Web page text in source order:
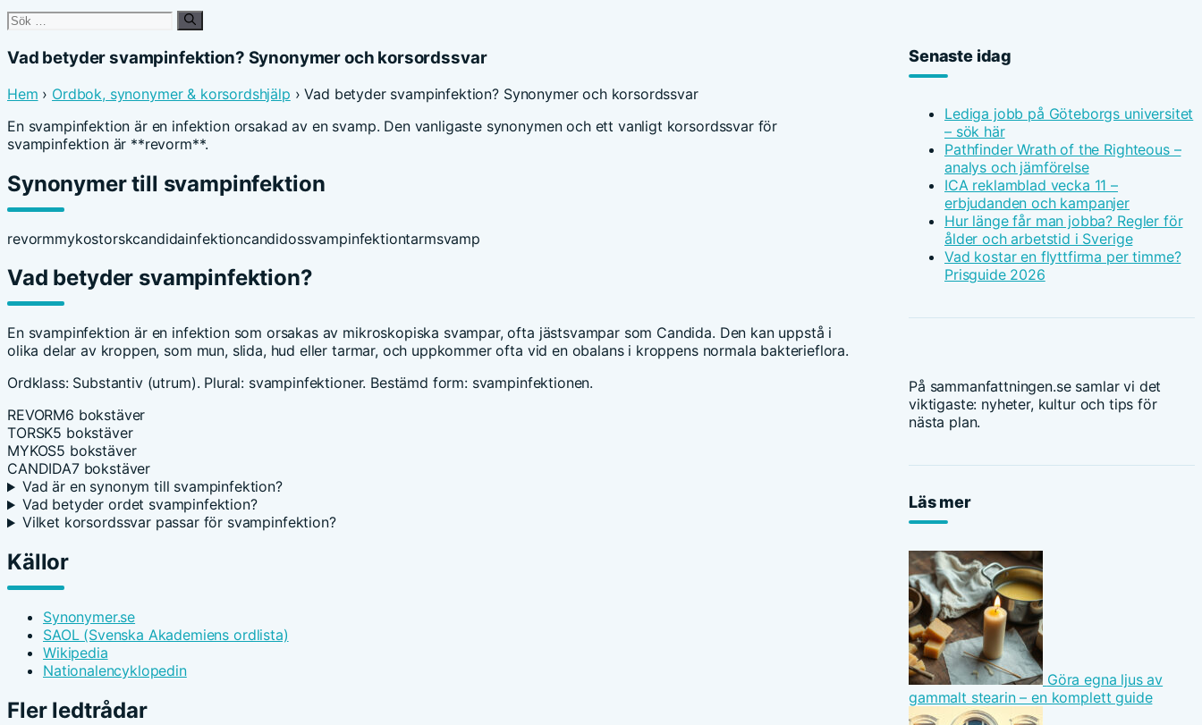
Sök
Vad betyder svampinfektion? Synonymer och korsordssvar
Hem › Ordbok, synonymer & korsordshjälp › Vad betyder svampinfektion? Synonymer och korsordssvar
En svampinfektion är en infektion orsakad av en svamp. Den vanligaste synonymen och ett vanligt korsordssvar för
svampinfektion är **revorm**.
Synonymer till svampinfektion
revormmykostorskcandidainfektioncandidossvampinfektiontarmsvamp
Vad betyder svampinfektion?
En svampinfektion är en infektion som orsakas av mikroskopiska svampar, ofta jästsvampar som Candida. Den kan uppstå i
olika delar av kroppen, som mun, slida, hud eller tarmar, och uppkommer ofta vid en obalans i kroppens normala bakterieflora.
Ordklass: Substantiv (utrum). Plural: svampinfektioner. Bestämd form: svampinfektionen.
REVORM6 bokstäver
TORSK5 bokstäver
MYKOS5 bokstäver
CANDIDA7 bokstäver
Vad är en synonym till svampinfektion?
Vad betyder ordet svampinfektion?
Vilket korsordssvar passar för svampinfektion?
Källor
Synonymer.se
SAOL (Svenska Akademiens ordlista)
Wikipedia
Nationalencyklopedin
Fler ledtrådar
Senaste idag
Lediga jobb på Göteborgs universitet
– sök här
Pathfinder Wrath of the Righteous –
analys och jämförelse
ICA reklamblad vecka 11 –
erbjudanden och kampanjer
Hur länge får man jobba? Regler för
ålder och arbetstid i Sverige
Vad kostar en flyttfirma per timme?
Prisguide 2026
På sammanfattningen.se samlar vi det
viktigaste: nyheter, kultur och tips för
nästa plan.
Läs mer
Göra egna ljus av
gammalt stearin – en komplett guide